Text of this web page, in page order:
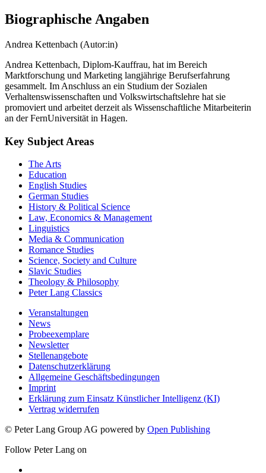
Biographische Angaben
Andrea Kettenbach (Autor:in)
Andrea Kettenbach, Diplom-Kauffrau, hat im Bereich
Marktforschung und Marketing langjährige Berufserfahrung
gesammelt. Im Anschluss an ein Studium der Sozialen
Verhaltenswissenschaften und Volkswirtschaftslehre hat sie
promoviert und arbeitet derzeit als Wissenschaftliche Mitarbeiterin
an der FernUniversität in Hagen.
Key Subject Areas
The Arts
Education
English Studies
German Studies
History & Political Science
Law, Economics & Management
Linguistics
Media & Communication
Romance Studies
Science, Society and Culture
Slavic Studies
Theology & Philosophy
Peter Lang Classics
Veranstaltungen
News
Probeexemplare
Newsletter
Stellenangebote
Datenschutzerklärung
Allgemeine Geschäftsbedingungen
Imprint
Erklärung zum Einsatz Künstlicher Intelligenz (KI)
Vertrag widerrufen
© Peter Lang Group AG powered by Open Publishing
Follow Peter Lang on